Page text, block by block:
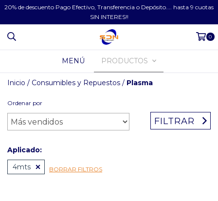
20% de descuento Pago Efectivo, Transferencia o Depósito.... hasta 9 cuotas
SIN INTERES!!
0
MENÚ PRODUCTOS
Inicio / Consumibles y Repuestos / Plasma
Ordenar por
FILTRAR
Aplicado:
4mts
BORRAR FILTROS